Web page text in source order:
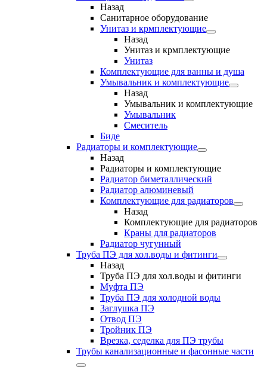
Назад
Санитарное оборудование
Унитаз и крмплектующие
Назад
Унитаз и крмплектующие
Унитаз
Комплектующие для ванны и душа
Умывальник и комплектующие
Назад
Умывальник и комплектующие
Умывальник
Смеситель
Биде
Радиаторы и комплектующие
Назад
Радиаторы и комплектующие
Радиатор биметаллический
Радиатор алюминевый
Комплектующие для радиаторов
Назад
Комплектующие для радиаторов
Краны для радиаторов
Радиатор чугунный
Труба ПЭ для хол.воды и фитинги
Назад
Труба ПЭ для хол.воды и фитинги
Муфта ПЭ
Труба ПЭ для холодной воды
Заглушка ПЭ
Отвод ПЭ
Тройник ПЭ
Врезка, седелка для ПЭ трубы
Трубы канализационные и фасонные части